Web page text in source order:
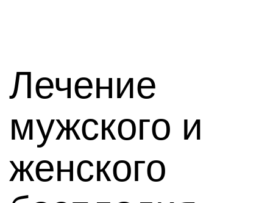
Лечение
мужского и
женского